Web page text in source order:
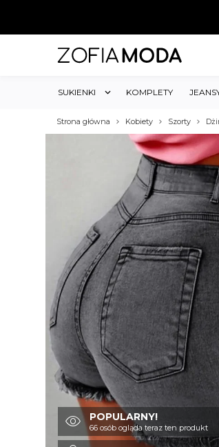
SUKIENKI KOMPLETY
Strona główna Kobiety Szorty
POPULARNY!
66 osób ogląda teraz ten produkt